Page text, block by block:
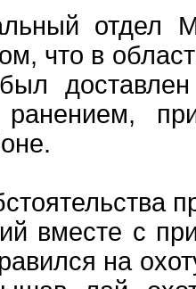
отдел
что в
был
ранением,
вместе с
на